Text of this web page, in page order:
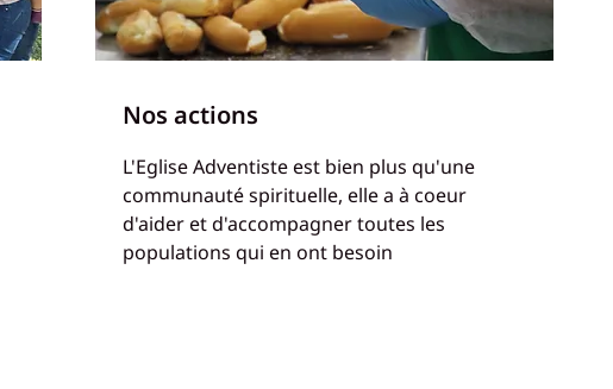
Nos actions
L'Eglise Adventiste est bien plus qu'une
communauté spirituelle, elle a à coeur
d'aider et d'accompagner toutes les
populations qui en ont besoin